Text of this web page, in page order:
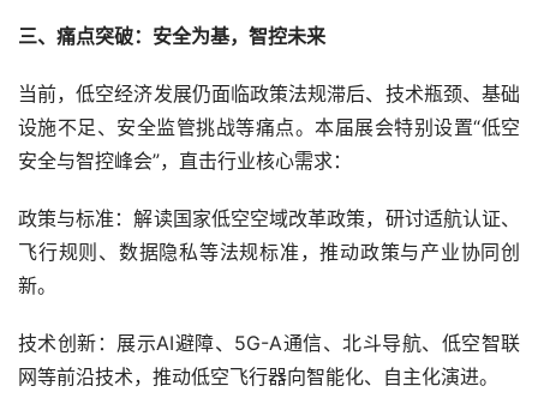
三、痛点突破：安全为基，智控未来
当前，低空经济发展仍面临政策法规滞后、技术瓶颈、基础
设施不足、安全监管挑战等痛点。本届展会特别设置“低空
安全与智控峰会”，直击行业核心需求：
政策与标准：解读国家低空空域改革政策，研讨适航认证、
飞行规则、数据隐私等法规标准，推动政策与产业协同创
新。
技术创新：展示AI避障、5G-A通信、北斗导航、低空智联
网等前沿技术，推动低空飞行器向智能化、自主化演进。